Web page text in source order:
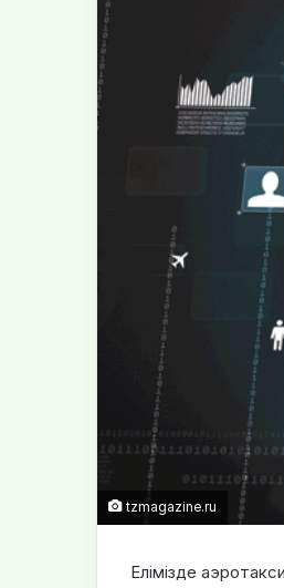
tzmagazine.ru
Елімізде